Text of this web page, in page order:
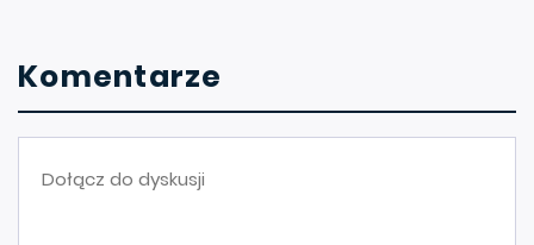
Komentarze